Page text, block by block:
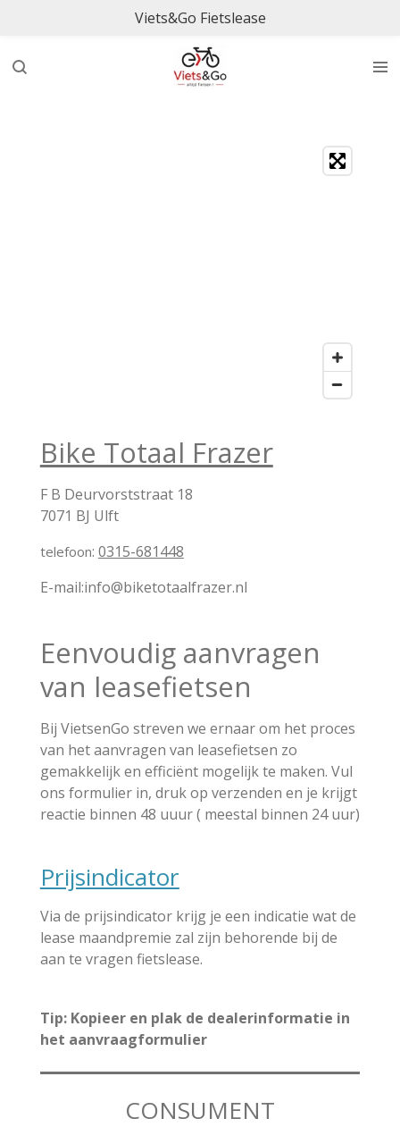
naar
Viets&Go Fietslease
Bike Totaal Frazer
F B Deurvorststraat 18
7071 BJ Ulft
telefoon: 0315-681448
E-mail:info@biketotaalfrazer.nl
Eenvoudig aanvragen
van leasefietsen
Bij VietsenGo streven we ernaar om het proces
van het aanvragen van leasefietsen zo
gemakkelijk en efficiënt mogelijk te maken. Vul
ons formulier in, druk op verzenden en je krijgt
reactie binnen 48 uuur ( meestal binnen 24 uur)
Prijsindicator
Via de prijsindicator krijg je een indicatie wat de
lease maandpremie zal zijn behorende bij de
aan te vragen fietslease.
Tip: Kopieer en plak de dealerinformatie in
het aanvraagformulier
CONSUMENT